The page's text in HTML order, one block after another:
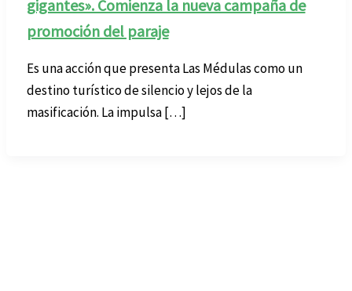
gigantes». Comienza la nueva campaña de
promoción del paraje
Es una acción que presenta Las Médulas como un
destino turístico de silencio y lejos de la
masificación. La impulsa […]